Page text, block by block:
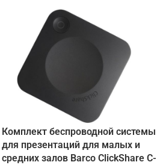
Комплект беспроводной системы
для презентаций для малых и
средних залов Barco ClickShare C-